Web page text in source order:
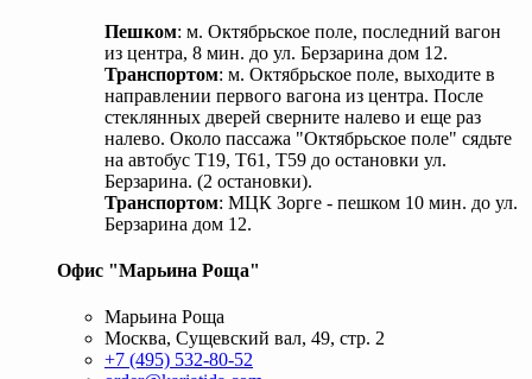
Пешком: м. Октябрьское поле, последний вагон
из центра, 8 мин. до ул. Берзарина дом 12.
Транспортом: м. Октябрьское поле, выходите в
направлении первого вагона из центра. После
стеклянных дверей сверните налево и еще раз
налево. Около пассажа "Октябрьское поле" сядьте
на автобус Т19, Т61, Т59 до остановки ул.
Берзарина. (2 остановки).
Транспортом: МЦК Зорге - пешком 10 мин. до ул.
Берзарина дом 12.
Офис "Марьина Роща"
Марьина Роща
Москва, Сущевский вал, 49, стр. 2
+7 (495) 532-80-52